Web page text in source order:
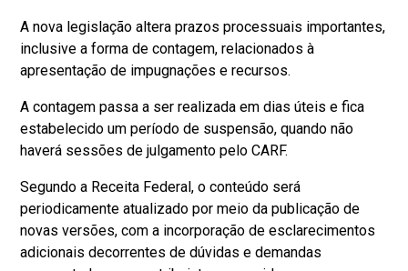
A nova legislação altera prazos processuais importantes,
inclusive a forma de contagem, relacionados à
apresentação de impugnações e recursos.
A contagem passa a ser realizada em dias úteis e fica
estabelecido um período de suspensão, quando não
haverá sessões de julgamento pelo CARF.
Segundo a Receita Federal, o conteúdo será
periodicamente atualizado por meio da publicação de
novas versões, com a incorporação de esclarecimentos
adicionais decorrentes de dúvidas e demandas